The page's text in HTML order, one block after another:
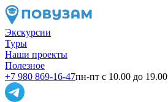
Экскурсии
Туры
Наши проекты
Полезное
+7 980 869-16-47пн-пт с 10.00 до 19.00